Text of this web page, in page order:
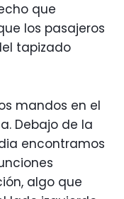
que
los pasajeros
tapizado
mandos en el
Debajo de la
encontramos
algo que